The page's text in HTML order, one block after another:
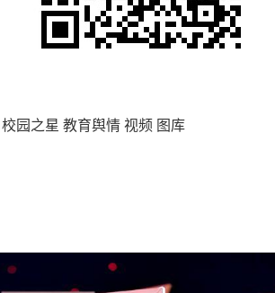
校园之星 教育舆情 视频 图库